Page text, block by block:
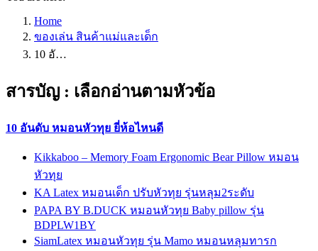
Home
ของเล่น สินค้าแม่และเด็ก
10 อั…
สารบัญ : เลือกอ่านตามหัวข้อ
10 อันดับ หมอนหัวทุย ยี่ห้อไหนดี
Kikkaboo – Memory Foam Ergonomic Bear Pillow หมอน
หัวทุย
KA Latex หมอนเด็ก ปรับหัวทุย รุ่นหลุม2ระดับ
PAPA BY B.DUCK หมอนหัวทุย Baby pillow รุ่น
BDPLW1BY
SiamLatex หมอนหัวทุย รุ่น Mamo หมอนหลุมทารก